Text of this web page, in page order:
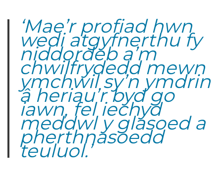
‘Mae’r profiad hwn
wedi atgyfnerthu fy
niddordeb a’m
chwilfrydedd mewn
ymchwil sy’n ymdrin
â heriau’r byd go
iawn, fel iechyd
meddwl y glasoed a
pherthnasoedd
teuluol.’